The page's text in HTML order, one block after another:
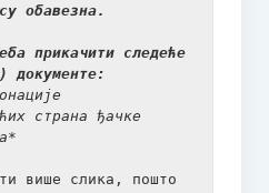
обавезна.
прикачити следеће
документе:
страна ђачке
*
више слика, пошто